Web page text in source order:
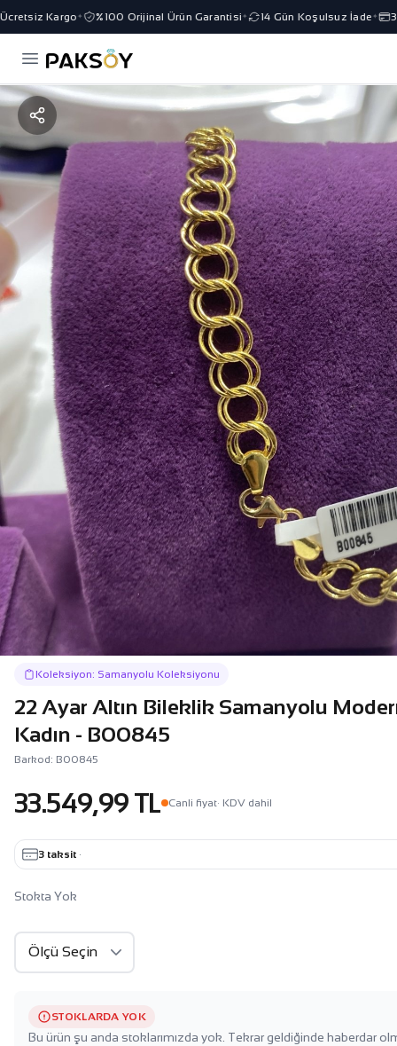
Kargo✦ %100 Orijinal Ürün Garantisi ✦ 14 Gün Koşulsuz İade✦ 3
Koleksiyon: Samanyolu Koleksiyonu
22 Ayar Altın Bileklik Samanyolu
Kadın - B00845
Barkod: B00845
33.549,99 TL Canli fiyat· KDV dahil
3 taksit ·
Stokta Yok
STOKLARDA YOK
Bu ürün şu anda stoklarımızda yok. Tekrar geldiğinde haberdar